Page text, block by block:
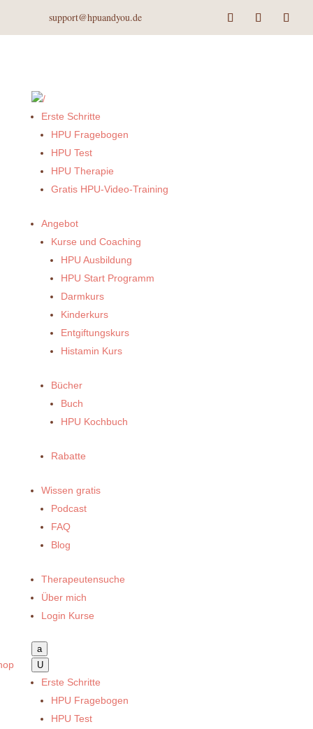
support@hpuandyou.de
Erste Schritte
HPU Fragebogen
HPU Test
HPU Therapie
Gratis HPU-Video-Training
Angebot
Kurse und Coaching
HPU Ausbildung
HPU Start Programm
Darmkurs
Kinderkurs
Entgiftungskurs
Histamin Kurs
Bücher
Buch
HPU Kochbuch
Rabatte
Wissen gratis
Podcast
FAQ
Blog
Therapeutensuche
Über mich
Login Kurse
a
U
Erste Schritte
HPU Fragebogen
HPU Test